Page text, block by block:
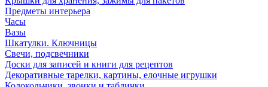
Предметы интерьера
Часы
Вазы
Шкатулки. Ключницы
Свечи, подсвечники
Доски для записей и книги для рецептов
Декоративные тарелки, картины, елочные игрушки